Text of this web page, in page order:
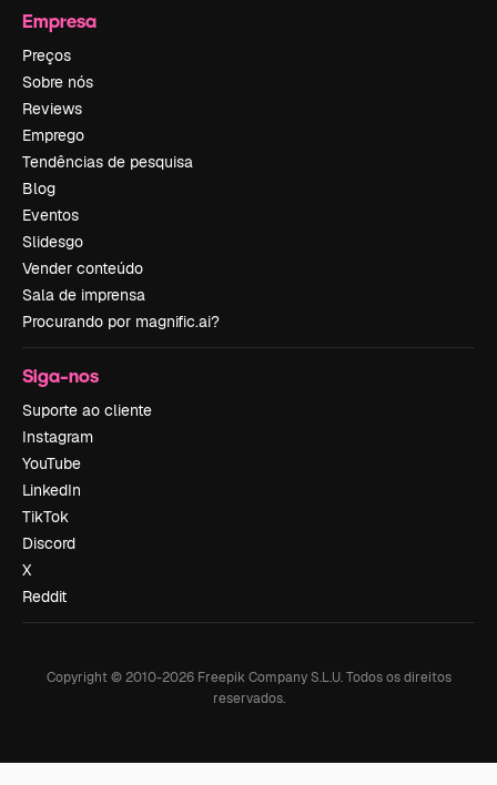
Empresa
Preços
Sobre nós
Reviews
Emprego
Tendências de pesquisa
Blog
Eventos
Slidesgo
Vender conteúdo
Sala de imprensa
Procurando por magnific.ai?
Siga-nos
Suporte ao cliente
Instagram
YouTube
LinkedIn
TikTok
Discord
X
Reddit
Copyright © 2010-2026Freepik Company S.L.U. Todos os direitos
reservados.